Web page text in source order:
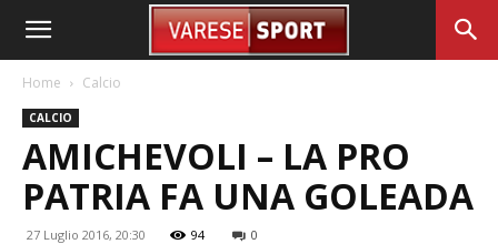
Home Calcio
CALCIO
AMICHEVOLI – LA PRO
PATRIA FA UNA GOLEADA
27 Luglio 2016, 20:30 94 0